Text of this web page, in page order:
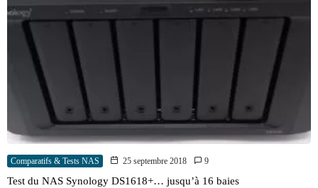
Comparatifs & Tests NAS 25 septembre 2018 9
Test du NAS Synology DS1618+… jusqu’à 16 baies